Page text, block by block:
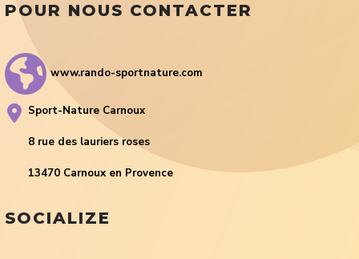
POUR NOUS CONTACTER
www.rando-sportnature.com
Sport-Nature Carnoux
8 rue des lauriers roses
13470 Carnoux en Provence
SOCIALIZE